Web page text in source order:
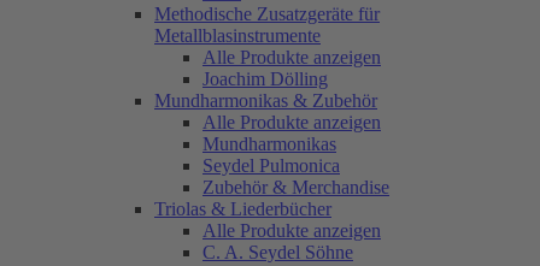
Methodische Zusatzgeräte für
Metallblasinstrumente
Alle Produkte anzeigen
Joachim Dölling
Mundharmonikas & Zubehör
Alle Produkte anzeigen
Mundharmonikas
Seydel Pulmonica
Zubehör & Merchandise
Triolas & Liederbücher
Alle Produkte anzeigen
C. A. Seydel Söhne